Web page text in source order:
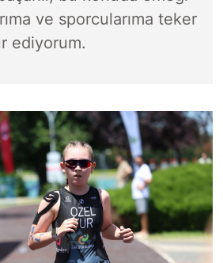
ve sporcularıma teker
ediyorum.